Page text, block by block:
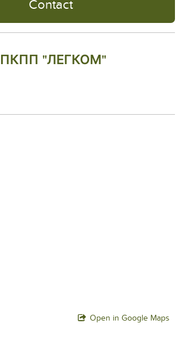
Contact
ПКПП "ЛЕГКОМ"
Open in Google Maps